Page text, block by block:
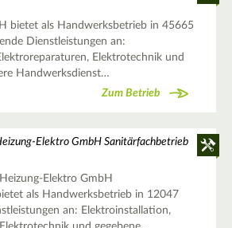
bietet als Handwerksbetrieb in 45665
Dienstleistungen an:
Elektrotechnik und
Handwerksdienst…
Zum Betrieb
Elektro GmbH Sanitärfachbetrieb
Elektro GmbH
als Handwerksbetrieb in 12047
an: Elektroinstallation,